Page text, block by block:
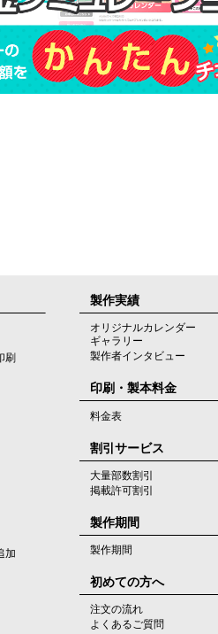
刷
加
製作実績
オリジナルカレンダー
ギャラリー
製作者インタビュー
印刷・製本料金
料金表
割引サービス
大量部数割引
掲載許可割引
製作期間
製作期間
初めての方へ
注文の流れ
よくあるご質問